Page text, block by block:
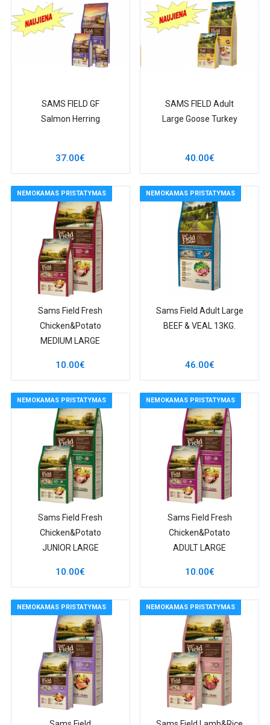
SAMS FIELD GF
Salmon Herring
37.00€
SAMS FIELD Adult
Large Goose Turkey
40.00€
NEMOKAMAS PRISTATYMAS
Sams Field Fresh
Chicken&Potato
MEDIUM LARGE
10.00€
NEMOKAMAS PRISTATYMAS
Sams Field Adult Large
BEEF & VEAL 13KG.
46.00€
NEMOKAMAS PRISTATYMAS
Sams Field Fresh
Chicken&Potato
JUNIOR LARGE
10.00€
NEMOKAMAS PRISTATYMAS
Sams Field Fresh
Chicken&Potato
ADULT LARGE
10.00€
NEMOKAMAS PRISTATYMAS NEMOKAMAS PRISTATYMAS